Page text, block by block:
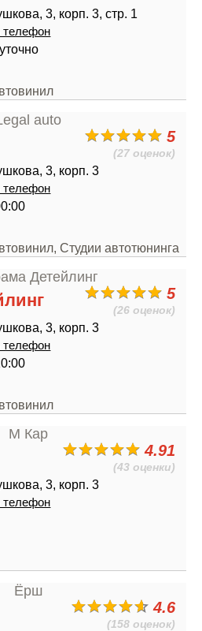
3, корп. 3, стр. 1
телефон
5
(27 оценок)
3, корп. 3
телефон
Студии автотюнинга
5
(26 оценок)
3, корп. 3
телефон
4.91
(43 оценки)
3, корп. 3
телефон
4.6
(158 оценок)